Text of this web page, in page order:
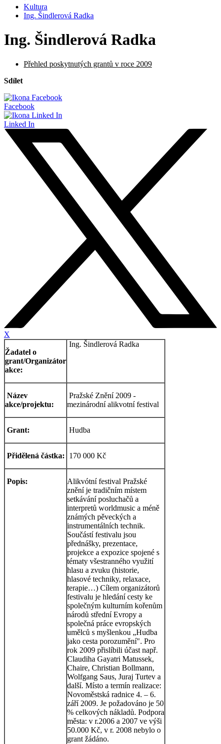
Kultura
Ing. Šindlerová Radka
Ing. Šindlerová Radka
Přehled poskytnutých grantů v roce 2009
Sdílet
Facebook
Linked In
X
Žadatel o
grant/Organizátor
akce:
Ing. Šindlerová Radka
Název
akce/projektu:
Pražské Znění 2009 -
mezinárodní alikvotní festival
Grant: Hudba
Přidělená částka: 170 000 Kč
Popis:
Alikvótní festival Pražské
znění je tradičním místem
setkávání posluchačů a
interpretů worldmusic a méně
známých pěveckých a
instrumentálních technik.
Součástí festivalu jsou
přednášky, prezentace,
projekce a expozice spojené s
tématy všestranného využití
hlasu a zvuku (historie,
hlasové techniky, relaxace,
terapie…) Cílem organizátorů
festivalu je hledání cesty ke
společným kulturním kořenům
národů střední Evropy a
společná práce evropských
umělců s myšlenkou „Hudba
jako cesta porozumění". Pro
rok 2009 přislíbili účast např.
Claudiha Gayatri Matussek,
Chaire, Christian Bollmann,
Wolfgang Saus, Juraj Turtev a
další. Místo a termín realizace:
Novoměstská radnice 4. – 6.
září 2009. Je požadováno je 50
% celkových nákladů. Podpora
města: v r.2006 a 2007 ve výši
50.000 Kč, v r. 2008 nebylo o
grant žádáno.